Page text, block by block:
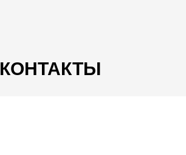
КОНТАКТЫ